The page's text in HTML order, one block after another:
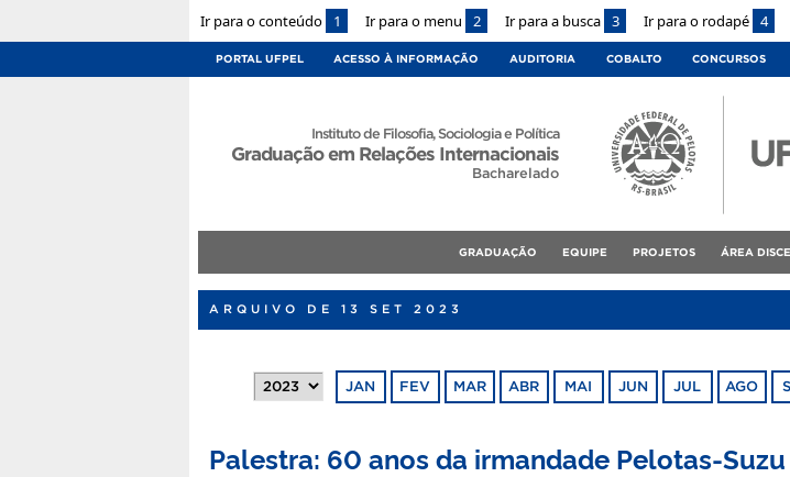
Ir para o conteúdo 1 Ir para o menu 2 Ir para a busca 3 Ir para o rodapé 4
PORTAL UFPEL ACESSO À INFORMAÇÃO AUDITORIA COBALTO CONCURSOS
Instituto de Filosofia, Sociologia e Política
Graduação em Relações Internacionais
Bacharelado
GRADUAÇÃO EQUIPE PROJETOS ÁREA
ARQUIVO DE 13 SET 2023
JAN FEV MAR ABR MAI JUN JUL AGO
Palestra: 60 anos da irmandade Pelotas-Suzu